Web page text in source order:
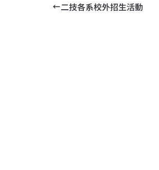
二技各系校外招生活動